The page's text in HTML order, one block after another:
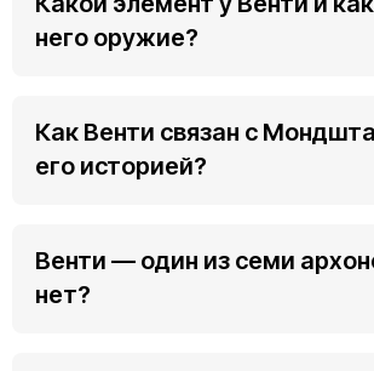
него оружие?
Как Венти связан с
его историей?
Венти — один из семи
нет?